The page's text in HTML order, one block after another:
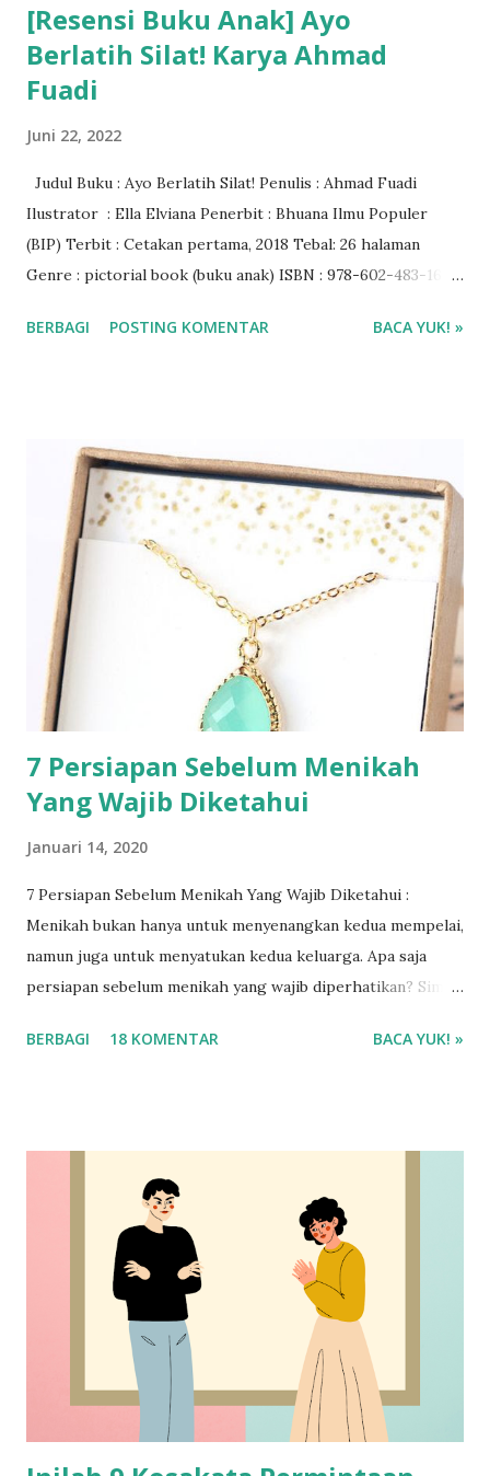
[Resensi Buku Anak] Ayo
Berlatih Silat! Karya Ahmad
Fuadi
Juni 22, 2022
Judul Buku : Ayo Berlatih Silat! Penulis : Ahmad Fuadi
Ilustrator : Ella Elviana Penerbit : Bhuana Ilmu Populer
(BIP) Terbit : Cetakan pertama, 2018 Tebal: 26 halaman
Genre : pictorial book (buku anak) ISBN : 978-602-483-165-
aplikasi Ipusnas ❤❤❤
BERBAGI POSTING KOMENTAR BACA YUK! »
7 Persiapan Sebelum Menikah
Yang Wajib Diketahui
Januari 14, 2020
7 Persiapan Sebelum Menikah Yang Wajib Diketahui :
Menikah bukan hanya untuk menyenangkan kedua mempelai,
namun juga untuk menyatukan kedua keluarga. Apa saja
persiapan sebelum menikah yang wajib diperhatikan? Simak
BERBAGI 18 KOMENTAR BACA YUK! »